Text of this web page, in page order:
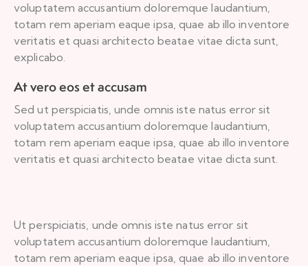
voluptatem accusantium doloremque laudantium,
totam rem aperiam eaque ipsa, quae ab illo inventore
veritatis et quasi architecto beatae vitae dicta sunt,
explicabo.
At vero eos et accusam
Sed ut perspiciatis, unde omnis iste natus error sit
voluptatem accusantium doloremque laudantium,
totam rem aperiam eaque ipsa, quae ab illo inventore
veritatis et quasi architecto beatae vitae dicta sunt.
Ut perspiciatis, unde omnis iste natus error sit
voluptatem accusantium doloremque laudantium,
totam rem aperiam eaque ipsa, quae ab illo inventore